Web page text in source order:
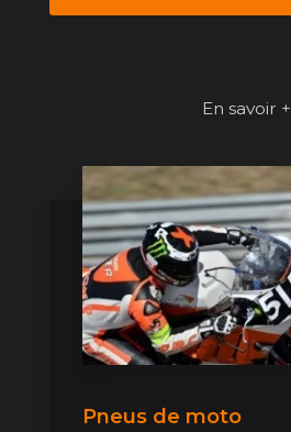
En savoir +
Pneus de moto